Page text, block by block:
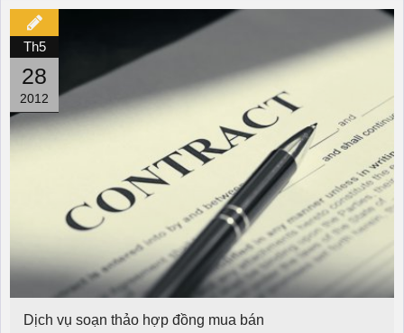
Th5
28
2012
Dịch vụ soạn thảo hợp đồng mua bán